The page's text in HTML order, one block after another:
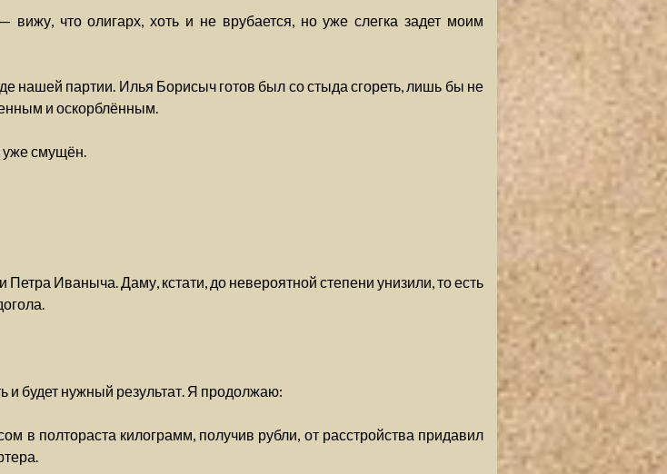
что олигарх, хоть и не врубается, но уже слегка задет моим
нашей партии. Илья Борисыч готов был со стыда сгореть, лишь бы не
и оскорблённым.
уже смущён.
Иваныча. Даму, кстати, до невероятной степени унизили, то есть
и будет нужный результат. Я продолжаю:
в полтораста килограмм, получив рубли, от расстройства придавил